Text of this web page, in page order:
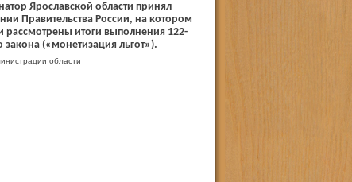
Ярославской области принял
Правительства России, на котором
рассмотрены итоги выполнения 122-
закона («монетизация льгот»).
области